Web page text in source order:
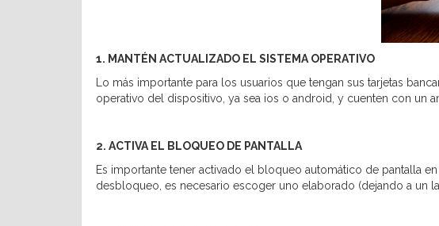
1. MANTÉN ACTUALIZADO EL SISTEMA OPERATIVO
Lo más importante para los usuarios que tengan sus tarjetas
operativo del dispositivo, ya sea ios o android, y cuenten con un
2. ACTIVA EL BLOQUEO DE PANTALLA
Es importante tener activado el bloqueo automático de pantalla
desbloqueo, es necesario escoger uno elaborado (dejando a un